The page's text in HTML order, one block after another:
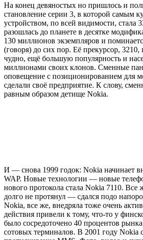
На конец девяностых но пришлось и
становление серии 3, в которой самым
устройством, по всей видимости, стала
разошлась до планете в десятке
130 миллионов экземпляров и
(говоря) до сих пор. Её прекурсор, 3210,
чудно, ещё большую популярность и
миллионами своих клонов. Сменные
оповещение с позиционированием для
сделали своё предприятие. К слову,
равным образом детище Nokia.
И — снова 1999 годок: Nokia начинает
WAP. Новые технологии — новые
нового протокола стала Nokia 7110. Все
долго не протянул — сдался подо
Nokia, все же, внедряла тоже очень
действия привели к тому, что-то у
было сосредоточено 40 процентов
сотовых терминалов. В 2001 году Nokia